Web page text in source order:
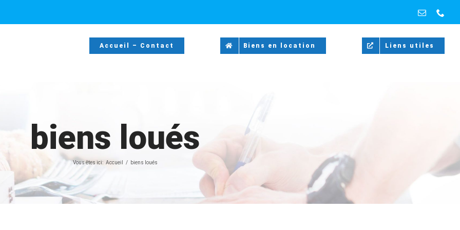
Email
Accueil – Contact Biens en location Liens utiles
biens loués
Vous êtes ici: Accueil biens loués